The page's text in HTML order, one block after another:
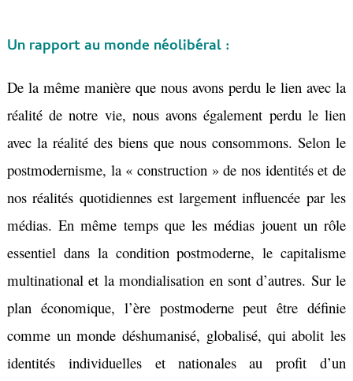
Un rapport au monde néolibéral :
De la même manière que nous avons perdu le lien avec la
réalité de notre vie, nous avons également perdu le lien
avec la réalité des biens que nous consommons. Selon le
postmodernisme, la « construction » de nos identités et de
nos réalités quotidiennes est largement influencée par les
médias. En même temps que les médias jouent un rôle
essentiel dans la condition postmoderne, le capitalisme
multinational et la mondialisation en sont d’autres. Sur le
plan économique, l’ère postmoderne peut être définie
comme un monde déshumanisé, globalisé, qui abolit les
identités individuelles et nationales au profit d’un